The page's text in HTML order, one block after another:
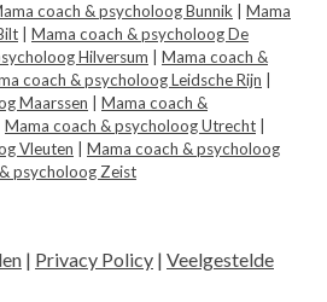
coach & psycholoog Bunnik
Mama
Mama coach & psycholoog De
Hilversum
Mama coach &
coach & psycholoog Leidsche Rijn
Maarssen
Mama coach &
Mama coach & psycholoog Utrecht
Vleuten
Mama coach & psycholoog
psycholoog Zeist
| Privacy Policy | Veelgestelde